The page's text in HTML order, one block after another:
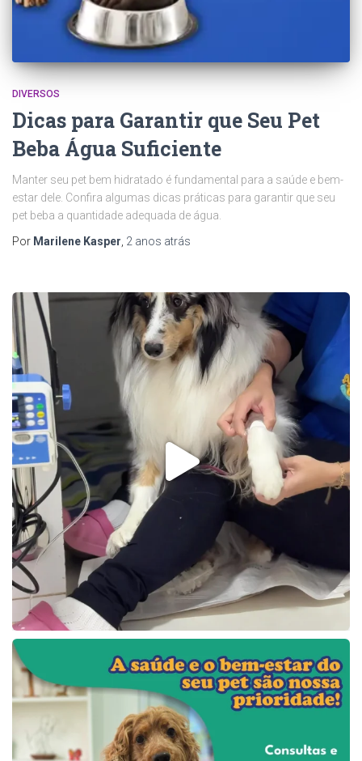
DIVERSOS
Dicas para Garantir que Seu Pet
Beba Água Suficiente
Manter seu pet bem hidratado é fundamental para a saúde e bem-
estar dele. Confira algumas dicas práticas para garantir que seu
pet beba a quantidade adequada de água.
Por Marilene Kasper 2 anos atrás